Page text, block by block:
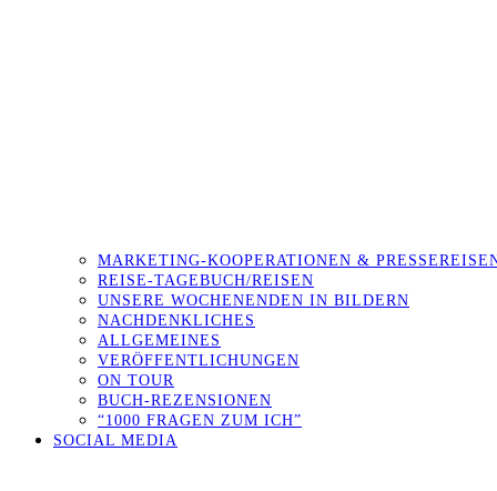
MARKETING-KOOPERATIONEN &
REISE-TAGEBUCH/REISEN
UNSERE WOCHENENDEN IN BILDERN
NACHDENKLICHES
ALLGEMEINES
VERÖFFENTLICHUNGEN
ON TOUR
BUCH-REZENSIONEN
“1000 FRAGEN ZUM ICH”
SOCIAL MEDIA